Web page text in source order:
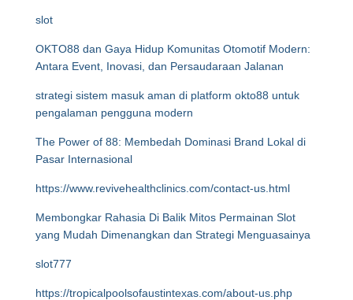
slot
OKTO88 dan Gaya Hidup Komunitas Otomotif Modern:
Antara Event, Inovasi, dan Persaudaraan Jalanan
strategi sistem masuk aman di platform okto88 untuk
pengalaman pengguna modern
The Power of 88: Membedah Dominasi Brand Lokal di
Pasar Internasional
https://www.revivehealthclinics.com/contact-us.html
Membongkar Rahasia Di Balik Mitos Permainan Slot
yang Mudah Dimenangkan dan Strategi Menguasainya
slot777
https://tropicalpoolsofaustintexas.com/about-us.php